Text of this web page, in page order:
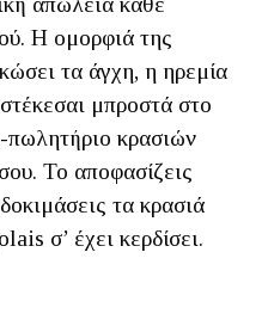
Η ομορφιά της
τα άγχη, η ηρεμία
μπροστά στο
πωλητήριο κρασιών
Το αποφασίζεις
τα κρασιά
σ’ έχει κερδίσει.